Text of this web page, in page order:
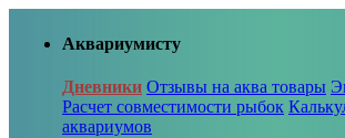
Аквариумисту
Дневники Отзывы на аква товары
Расчет совместимости рыбок
аквариумов